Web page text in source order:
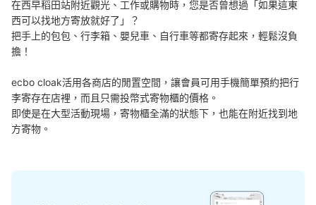
在西早稻田站附近觀光、工作或購物時，您是否曾想過「如果這東
西可以找地方寄放就好了」？
把手上的包包、行李箱、嬰兒車、自行車等都寄存起來，輕鬆沒負
擔！
ecbo cloak活用各商店的閒置空間，讓會員可用手機簡單預約把行
李寄存在店裡，而且只需投幣式寄物櫃的價格。
即使是在大型活動現場，寄物櫃全滿的狀態下，也能在附近找到地
方寄物。